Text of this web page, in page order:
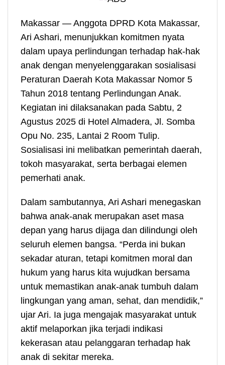
Makassar — Anggota DPRD Kota Makassar,
Ari Ashari, menunjukkan komitmen nyata
dalam upaya perlindungan terhadap hak-hak
anak dengan menyelenggarakan sosialisasi
Peraturan Daerah Kota Makassar Nomor 5
Tahun 2018 tentang Perlindungan Anak.
Kegiatan ini dilaksanakan pada Sabtu, 2
Agustus 2025 di Hotel Almadera, Jl. Somba
Opu No. 235, Lantai 2 Room Tulip.
Sosialisasi ini melibatkan pemerintah daerah,
tokoh masyarakat, serta berbagai elemen
pemerhati anak.
Dalam sambutannya, Ari Ashari menegaskan
bahwa anak-anak merupakan aset masa
depan yang harus dijaga dan dilindungi oleh
seluruh elemen bangsa. “Perda ini bukan
sekadar aturan, tetapi komitmen moral dan
hukum yang harus kita wujudkan bersama
untuk memastikan anak-anak tumbuh dalam
lingkungan yang aman, sehat, dan mendidik,”
ujar Ari. Ia juga mengajak masyarakat untuk
aktif melaporkan jika terjadi indikasi
kekerasan atau pelanggaran terhadap hak
anak di sekitar mereka.